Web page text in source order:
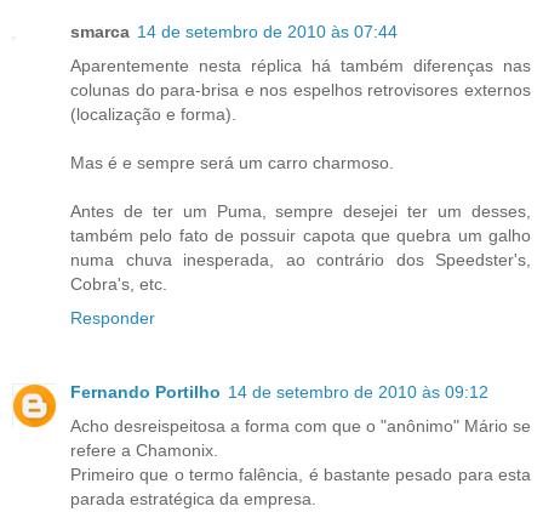
smarca 14 de setembro de 2010 às 07:44
Aparentemente nesta réplica há também diferenças nas
colunas do para-brisa e nos espelhos retrovisores externos
(localização e forma).
Mas é e sempre será um carro charmoso.
Antes de ter um Puma, sempre desejei ter um desses,
também pelo fato de possuir capota que quebra um galho
numa chuva inesperada, ao contrário dos Speedster's,
Cobra's, etc.
Responder
Fernando Portilho 14 de setembro de 2010 às 09:12
Acho desreispeitosa a forma com que o "anônimo" Mário se
refere a Chamonix.
Primeiro que o termo falência, é bastante pesado para esta
parada estratégica da empresa.